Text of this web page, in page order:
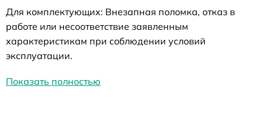
Для комплектующих: Внезапная поломка, отказ в
работе или несоответствие заявленным
характеристикам при соблюдении условий
эксплуатации.
Показать полностью